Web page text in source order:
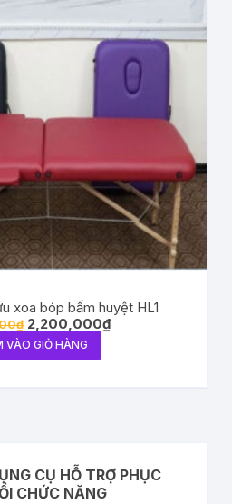
xoa bóp bấm huyệt HL1
₫ 2,200,000₫
VÀO GIỎ HÀNG
CỤ HỖ TRỢ PHỤC
CHỨC NĂNG